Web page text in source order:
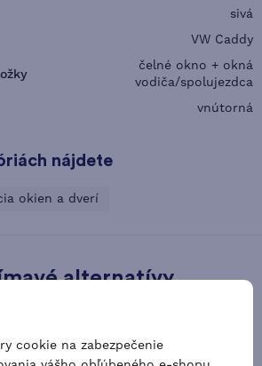
sivá
VW Caddy
čelné okno + okná
vodiča/spolujezdca
vnútorná
nájdete
okien a dverí
alternatívy
cookie na zabezpečenie